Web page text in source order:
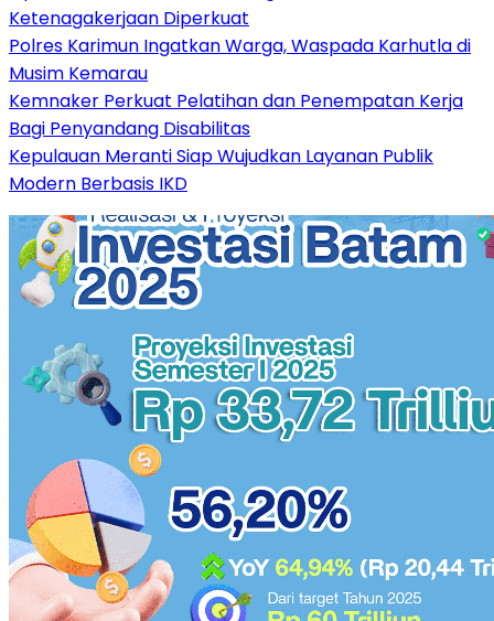
Ketenagakerjaan Diperkuat
Polres Karimun Ingatkan Warga, Waspada Karhutla di
Musim Kemarau
Kemnaker Perkuat Pelatihan dan Penempatan Kerja
Bagi Penyandang Disabilitas
Kepulauan Meranti Siap Wujudkan Layanan Publik
Modern Berbasis IKD